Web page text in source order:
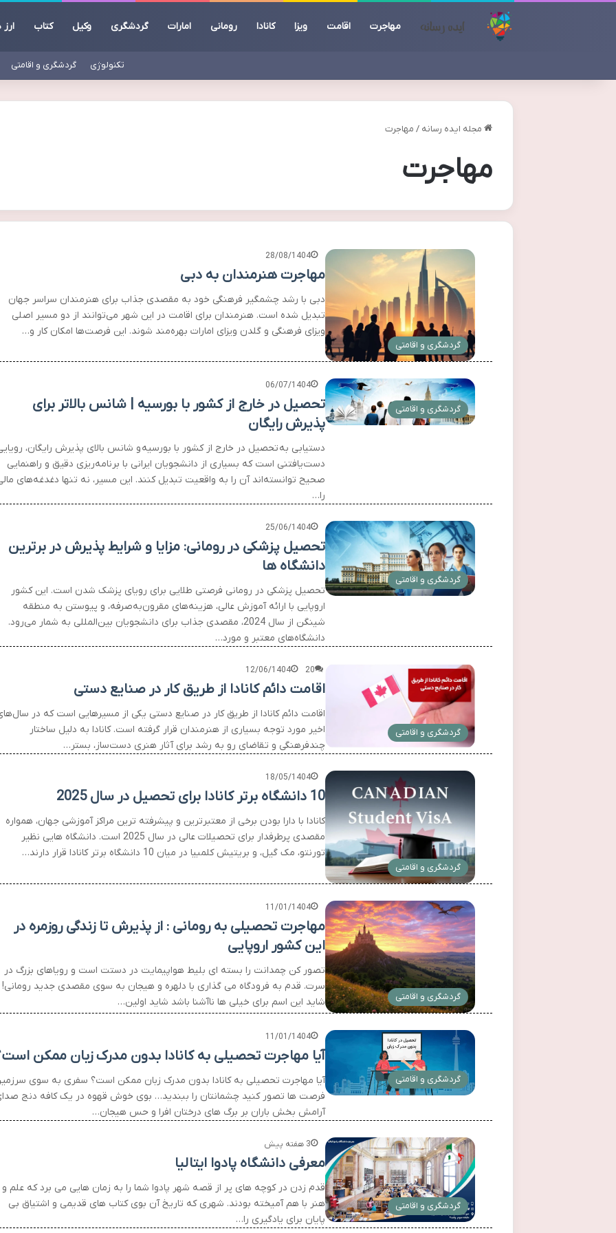
مهاجرت اقامت ویزا کانادا رومانی امارات گردشگری وکیل کتاب
تکنولوژی گردشگری و اقامتی
مجله ایده رسانه / مهاجرت
مهاجرت
گردشگری و اقامتی
28/08/1404
مهاجرت هنرمندان به دبی
دبی با رشد چشمگیر فرهنگی خود به مقصدی جذاب برای هنرمندان سراسر جهان
تبدیل شده است. هنرمندان برای اقامت در این شهر می‌توانند از دو مسیر اصلی
ویزای فرهنگی و گلدن ویزای امارات بهره‌مند شوند. این فرصت‌ها امکان کار و…
گردشگری و اقامتی
06/07/1404
تحصیل در خارج از کشور با بورسیه | شانس بالاتر برای
پذیرش رایگان
دستیابی به تحصیل در خارج از کشور با بورسیه و شانس بالای پذیرش رایگان،
دست‌یافتنی است که بسیاری از دانشجویان ایرانی با برنامه‌ریزی دقیق و راهنمایی
صحیح توانسته‌اند آن را به واقعیت تبدیل کنند. این مسیر، نه تنها دغدغه‌های
را…
گردشگری و اقامتی
25/06/1404
تحصیل پزشکی در رومانی: مزایا و شرایط پذیرش در برترین
دانشگاه ها
تحصیل پزشکی در رومانی فرصتی طلایی برای رویای پزشک شدن است. این کشور
اروپایی با ارائه آموزش عالی، هزینه‌های مقرون‌به‌صرفه، و پیوستن به منطقه
شینگن از سال 2024، مقصدی جذاب برای دانشجویان بین‌المللی به شمار می‌رود.
دانشگاه‌های معتبر و مورد…
گردشگری و اقامتی
12/06/1404 20
اقامت دائم کانادا از طریق کار در صنایع دستی
اقامت دائم کانادا از طریق کار در صنایع دستی یکی از مسیرهایی است که در
اخیر مورد توجه بسیاری از هنرمندان قرار گرفته است. کانادا به دلیل ساختار
چندفرهنگی و تقاضای رو به رشد برای آثار هنری دست‌ساز، بستر…
گردشگری و اقامتی
18/05/1404
10 دانشگاه برتر کانادا برای تحصیل در سال 2025
کانادا با دارا بودن برخی از معتبرترین و پیشرفته ترین مراکز آموزشی جهان، همواره
مقصدی پرطرفدار برای تحصیلات عالی در سال 2025 است. دانشگاه هایی نظیر
تورنتو، مک گیل، و بریتیش کلمبیا در میان 10 دانشگاه برتر کانادا قرار دارند…
گردشگری و اقامتی
11/01/1404
مهاجرت تحصیلی به رومانی : از پذیرش تا زندگی روزمره در
این کشور اروپایی
تصور کن چمدانت را بسته ای بلیط هواپیمایت در دستت است و رویاهای بزرگ در
سرت. قدم به فرودگاه می گذاری با دلهره و هیجان به سوی مقصدی جدید رومانی!
شاید این اسم برای خیلی ها ناآشنا باشد شاید اولین…
گردشگری و اقامتی
11/01/1404
آیا مهاجرت تحصیلی به کانادا بدون مدرک زبان ممکن
آیا مهاجرت تحصیلی به کانادا بدون مدرک زبان ممکن است؟ سفری به سوی
فرصت ها تصور کنید چشمانتان را ببندید… بوی خوش قهوه در یک کافه دنج
آرامش بخش باران بر برگ های درختان افرا و حس هیجان…
گردشگری و اقامتی
3 هفته پیش
معرفی دانشگاه پادوا ایتالیا
قدم زدن در کوچه های پر از قصه شهر پادوا شما را به زمان هایی می برد که علم و
هنر با هم آمیخته بودند. شهری که تاریخ آن بوی کتاب های قدیمی و اشتیاق بی
پایان برای یادگیری را…